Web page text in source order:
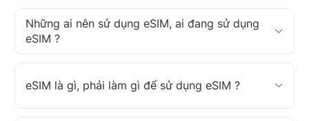
Những ai nên sử dụng eSIM, ai đang sử dụng
eSIM ?
eSIM là gì, phải làm gì để sử dụng eSIM ?